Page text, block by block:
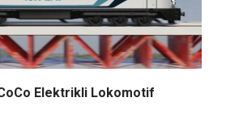
Elektrikli Lokomotif